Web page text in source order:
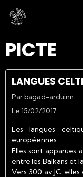
PICTE
LANGUES
Parbagad-arduinn
Le 15/02/2017
Les langues
européennes.
Elles sont apparues
entre les Balkans et
Vers 300 av JC,